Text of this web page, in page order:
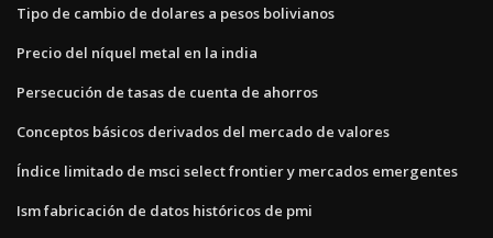
Tipo de cambio de dolares a pesos bolivianos
Precio del níquel metal en la india
Persecución de tasas de cuenta de ahorros
Conceptos básicos derivados del mercado de valores
Índice limitado de msci select frontier y mercados emergentes
Ism fabricación de datos históricos de pmi